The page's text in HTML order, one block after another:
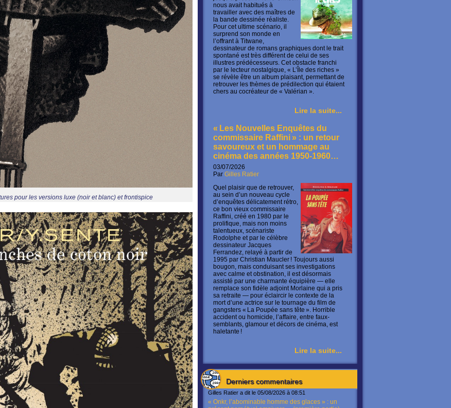
nous avait habitués à
travailler avec des maîtres de
la bande dessinée réaliste.
Pour cet ultime scénario, il
surprend son monde en
l’offrant à Titwane,
dessinateur de romans graphiques dont le trait
spontané est très différent de celui de ses
illustres prédécesseurs. Cet obstacle franchi
par le lecteur nostalgique, « L’Île des riches »
se révèle être un album plaisant, permettant de
retrouver les thèmes de prédilection qui étaient
chers au cocréateur de « Valérian ».
Lire la suite...
« Les Nouvelles Enquêtes du
commissaire Raffini » : un retour
savoureux et un hommage au
cinéma des années 1950-1960…
03/07/2026
Par Gilles Ratier
Quel plaisir que de retrouver,
au sein d’un nouveau cycle
d’enquêtes délicatement rétro,
ce bon vieux commissaire
Raffini, créé en 1980 par le
prolifique, mais non moins
talentueux, scénariste
Rodolphe et par le célèbre
dessinateur Jacques
Ferrandez, relayé à partir de
1995 par Christian Maucler ! Toujours aussi
bougon, mais conduisant ses investigations
avec calme et obstination, il est désormais
assisté par une charmante équipière — elle
remplace son fidèle adjoint Morlaine qui a pris
sa retraite — pour éclaircir le contexte de la
mort d’une actrice sur le tournage du film de
gangsters « La Poupée sans tête ». Horrible
accident ou homicide, l’affaire, entre faux-
semblants, glamour et décors de cinéma, est
haletante !
Lire la suite...
Derniers commentaires
Gilles Ratier a dit le 05/08/2026 à 08:51
« Onkr, l’abominable homme des glaces » : un
pour les versions luxe (noir et blanc) et frontispice